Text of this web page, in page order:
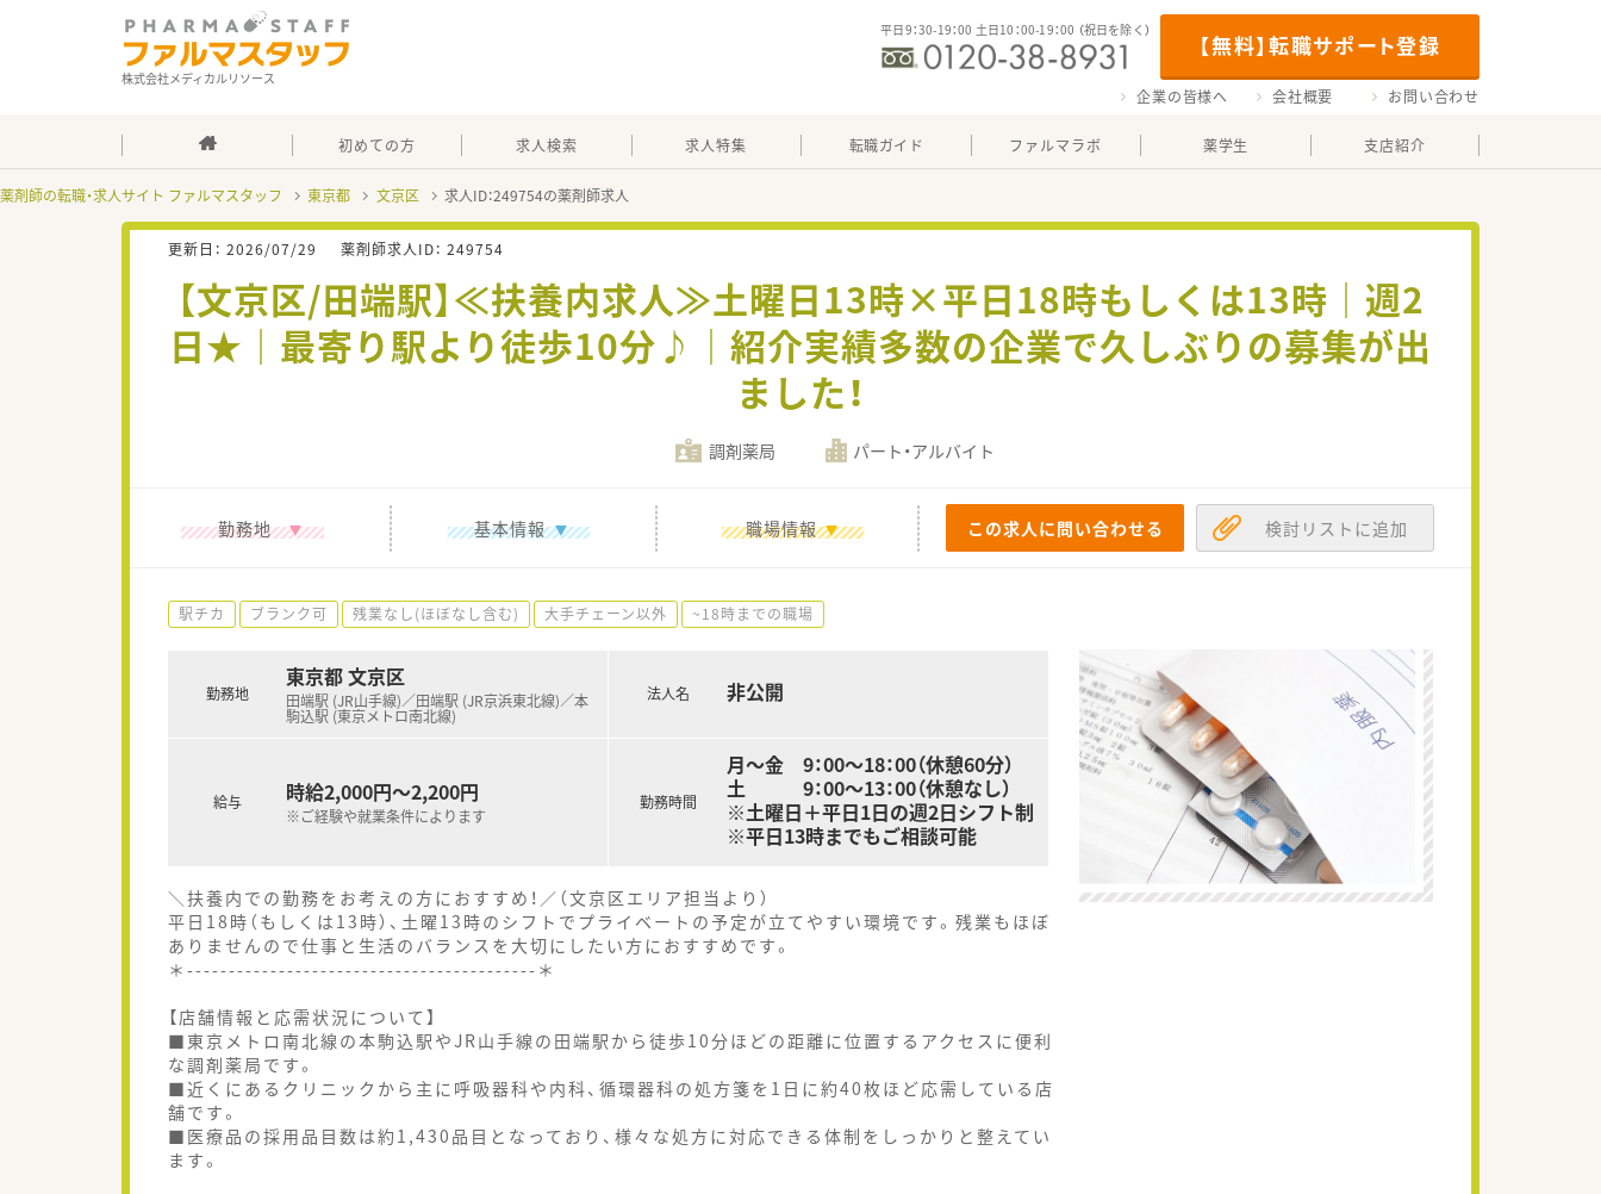
株式会社メディカルリソース
【無料】転職サポート登録
平日9：30-19：00 土日10：00-19：00 （祝日を除く）
企業の皆様へ 会社概要 お問い合わせ
初めての方 求人検索 求人特集 転職ガイド ファルマラボ 薬学生 支店紹介
薬剤師の転職・求人サイト ファルマスタッフ 東京都 文京区 求人ID：249754の薬剤師求人
更新日： 2026/07/29 薬剤師求人ID： 249754
【文京区/田端駅】≪扶養内求人≫土曜日13時×平日18時もしくは13時｜週2
日★｜最寄り駅より徒歩10分♪｜紹介実績多数の企業で久しぶりの募集が出
ました！
調剤薬局 パート・アルバイト
勤務地 基本情報 職場情報 この求人に問い合わせる 検討リストに追加
駅チカ ブランク可 残業なし(ほぼなし含む) 大手チェーン以外 ~18時までの職場
勤務地
東京都 文京区
田端駅 (JR山手線)／田端駅 (JR京浜東北線)／本
駒込駅 (東京メトロ南北線)
給与 時給2,000円～2,200円
※ご経験や就業条件によります
法人名 非公開
勤務時間
月～金 9：00～18：00（休憩60分）
土 9：00～13：00（休憩なし）
※土曜日＋平日1日の週2日シフト制
※平日13時までもご相談可能
＼扶養内での勤務をお考えの方におすすめ！／（文京区エリア担当より）
平日18時（もしくは13時）、土曜13時のシフトでプライベートの予定が立てやすい環境です。残業もほぼ
ありませんので仕事と生活のバランスを大切にしたい方におすすめです。
＊------------------------------------------＊
【店舗情報と応需状況について】
■東京メトロ南北線の本駒込駅やJR山手線の田端駅から徒歩10分ほどの距離に位置するアクセスに便利
な調剤薬局です。
■近くにあるクリニックから主に呼吸器科や内科、循環器科の処方箋を1日に約40枚ほど応需している店
舗です。
■医療品の採用品目数は約1,430品目となっており、様々な処方に対応できる体制をしっかりと整えてい
ます。